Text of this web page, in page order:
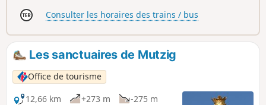
Consulter les horaires des trains / bus
Les sanctuaires de Mutzig
Office de tourisme
12,66 km
+273 m
-275 m